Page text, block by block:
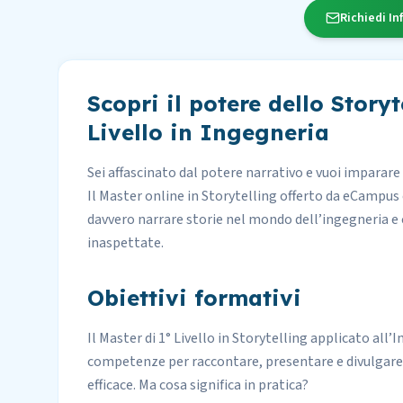
Richiedi
Scopri il potere dello
Livello in Ingegneria
Sei affascinato dal potere narrativo e vuoi
Il Master online in Storytelling offerto da
davvero narrare storie nel mondo dell’ingegneria
inaspettate.
Obiettivi formativi
Il Master di 1° Livello in Storytelling applicato
competenze per raccontare, presentare e
efficace. Ma cosa significa in pratica?